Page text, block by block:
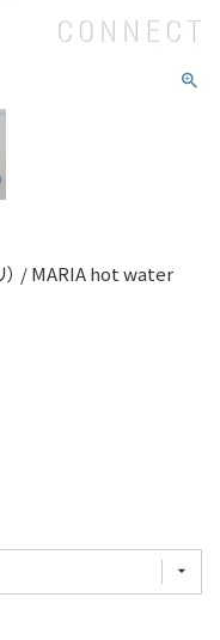
） / MARIA hot water